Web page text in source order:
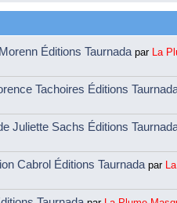
Éditions Taurnada par La
Tachoires Éditions
Juliette Sachs Éditions
Cabrol Éditions Taurnada par